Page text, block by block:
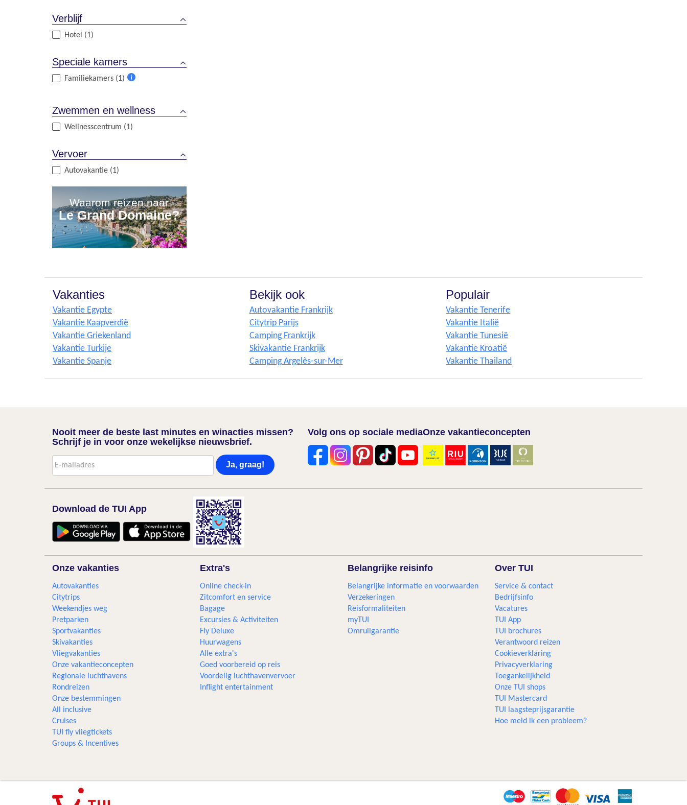
Verblijf
Hotel (1)
Speciale kamers
Familiekamers (1)
Zwemmen en wellness
Wellnesscentrum (1)
Vervoer
Autovakantie (1)
Waarom reizen naar
Le Grand Domaine?
Vakanties
Vakantie Egypte
Vakantie Kaapverdië
Vakantie Griekenland
Vakantie Turkije
Vakantie Spanje
Bekijk ook
Autovakantie Frankrijk
Citytrip Parijs
Camping Frankrijk
Skivakantie Frankrijk
Camping Argelès-sur-Mer
Populair
Vakantie Tenerife
Vakantie Italië
Vakantie Tunesië
Vakantie Kroatië
Vakantie Thailand
Nooit meer de beste last minutes en winacties missen?
Schrijf je in voor onze wekelijkse nieuwsbrief.
Ja, graag!
Volg ons op sociale mediaOnze vakantieconcepten
Download de TUI App
Onze vakanties
Autovakanties
Citytrips
Weekendjes weg
Pretparken
Sportvakanties
Skivakanties
Vliegvakanties
Onze vakantieconcepten
Regionale luchthavens
Rondreizen
Onze bestemmingen
All inclusive
Cruises
TUI fly vliegtickets
Groups & Incentives
Extra's
Online check-in
Zitcomfort en service
Bagage
Excursies & Activiteiten
Fly Deluxe
Huurwagens
Alle extra's
Goed voorbereid op reis
Voordelig luchthavenvervoer
Inflight entertainment
Belangrijke reisinfo
Belangrijke informatie en voorwaarden
Verzekeringen
Reisformaliteiten
myTUI
Omruilgarantie
Over TUI
Service & contact
Bedrijfsinfo
Vacatures
TUI App
TUI brochures
Verantwoord reizen
Cookieverklaring
Privacyverklaring
Toegankelijkheid
Onze TUI shops
TUI Mastercard
TUI laagsteprijsgarantie
Hoe meld ik een probleem?